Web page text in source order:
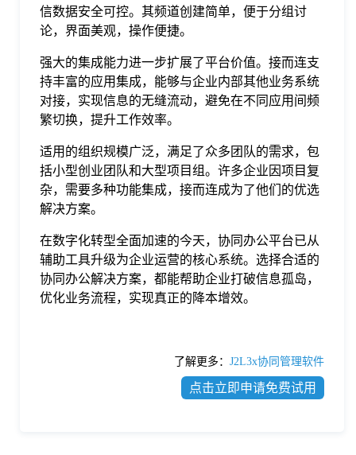
信数据安全可控。其频道创建简单，便于分组讨
论，界面美观，操作便捷。
强大的集成能力进一步扩展了平台价值。接而连支
持丰富的应用集成，能够与企业内部其他业务系统
对接，实现信息的无缝流动，避免在不同应用间频
繁切换，提升工作效率。
适用的组织规模广泛，满足了众多团队的需求，包
括小型创业团队和大型项目组。许多企业因项目复
杂，需要多种功能集成，接而连成为了他们的优选
解决方案。
在数字化转型全面加速的今天，协同办公平台已从
辅助工具升级为企业运营的核心系统。选择合适的
协同办公解决方案，都能帮助企业打破信息孤岛，
优化业务流程，实现真正的降本增效。
了解更多： J2L3x协同管理软件
点击立即申请免费试用